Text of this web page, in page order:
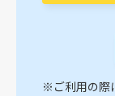
※ご利用の際